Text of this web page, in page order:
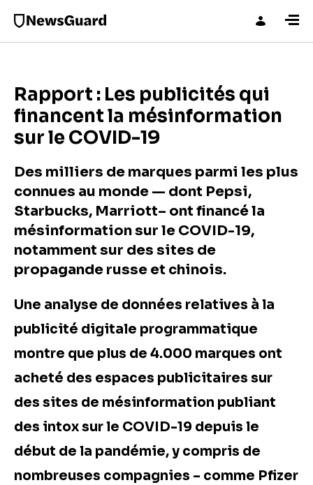
Rapport : Les publicités qui
financent la mésinformation
sur le COVID-19
Des milliers de marques parmi les plus
connues au monde — dont Pepsi,
Starbucks, Marriott– ont financé la
mésinformation sur le COVID-19,
notamment sur des sites de
propagande russe et chinois.
Une analyse de données relatives à la
publicité digitale programmatique
montre que plus de 4.000 marques ont
acheté des espaces publicitaires sur
des sites de mésinformation publiant
des intox sur le COVID-19 depuis le
début de la pandémie, y compris de
nombreuses compagnies – comme Pfizer